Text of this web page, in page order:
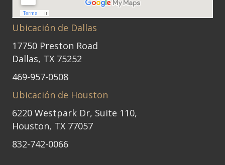
Ubicación de Dallas
17750 Preston Road
Dallas, TX 75252
469-957-0508
Ubicación de Houston
6220 Westpark Dr, Suite 110,
Houston, TX 77057
832-742-0066